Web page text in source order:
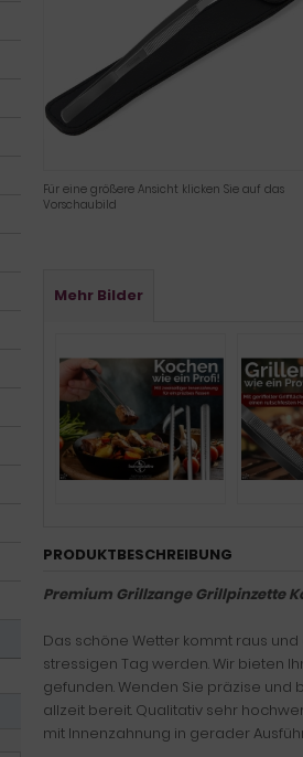
Für eine größere Ansicht klicken Sie auf das
Vorschaubild
Mehr Bilder
PRODUKTBESCHREIBUNG
Premium Grillzange Grillpinzette
Das schöne Wetter kommt raus
stressigen Tag werden. Wir bieten
gefunden. Wenden Sie präzise und
allzeit bereit. Qualitativ sehr
mit Innenzahnung in gerader